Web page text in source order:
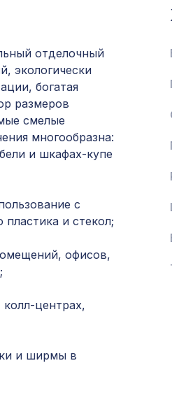
Консоль для
Натуральные обои
Перфорированная
1200х600мм, ХДФ,
Перфорированная
Архитектурная
африканский
Консоль для балки
Натуральные обои
отделочный
экологически
богатая
размеров
смелые
многообразна:
и шкафах-купе
с
и стекол;
офисов,
центрах,
и ширмы в